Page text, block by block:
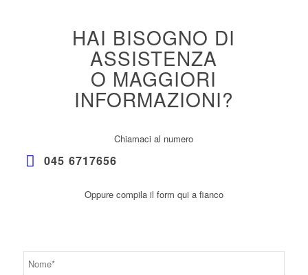
HAI BISOGNO DI
ASSISTENZA
O MAGGIORI
INFORMAZIONI?
Chiamaci al numero
045 6717656
Oppure compila il form qui a fianco